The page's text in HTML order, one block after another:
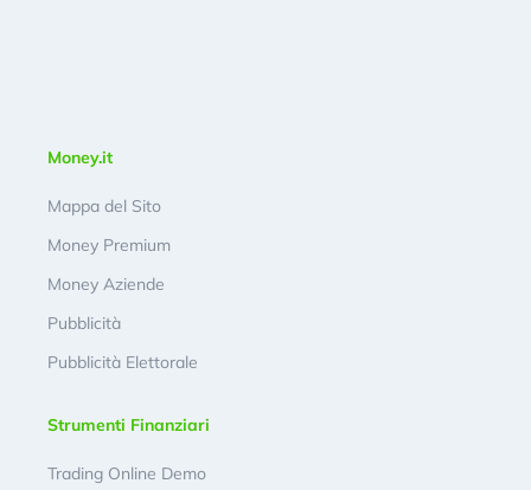
Money.it
Mappa del Sito
Money Premium
Money Aziende
Pubblicità
Pubblicità Elettorale
Strumenti Finanziari
Trading Online Demo